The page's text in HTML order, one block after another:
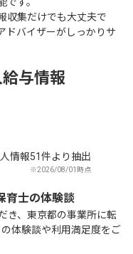
収集だけでも大丈夫で
ドバイザーがしっかりサ
与情報
情報51件より抽出
※2026/08/01時点
育士の体験談
き、東京都の事業所に転
体験談や利用満足度をご